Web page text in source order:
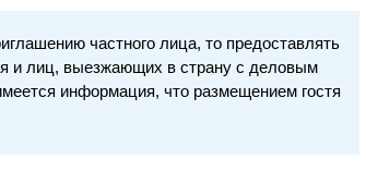
частного лица, то предоставлять
и лиц, выезжающих в страну с деловым
информация, что размещением гостя